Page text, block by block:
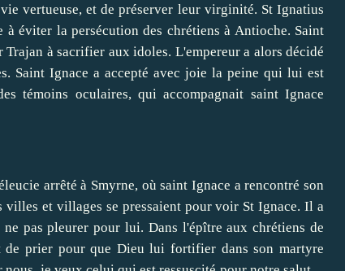
vertueuse, et de préserver leur virginité. St Ignatius
éviter la persécution des chrétiens à Antioche. Saint
à sacrifier aux idoles. L'empereur a alors décidé
Saint Ignace a accepté avec joie la peine qui lui est
témoins oculaires, qui accompagnait saint Ignace
arrêté à Smyrne, où saint Ignace a rencontré son
villes et villages se pressaient pour voir St Ignace. Il a
pas pleurer pour lui. Dans l'épître aux chrétiens de
prier pour que Dieu lui fortifier dans son martyre